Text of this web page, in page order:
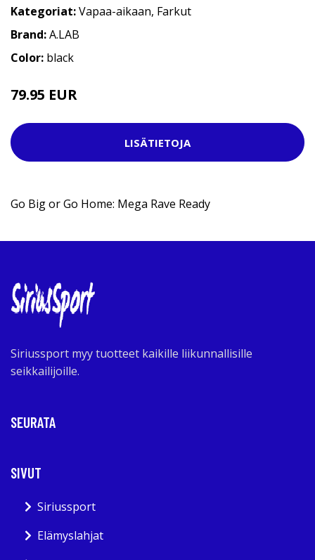
Kategoriat:Vapaa-aikaan, Farkut
Brand:A.LAB
Color: black
79.95 EUR
LISÄTIETOJA
Go Big or Go Home: Mega Rave Ready
Siriussport myy tuotteet kaikille liikunnallisille
seikkailijoille.
SEURATA
SIVUT
Siriussport
Elämyslahjat